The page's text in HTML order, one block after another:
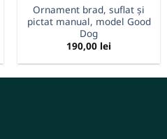
Ornament brad, suflat și
pictat manual, model Good
Dog
190,00 lei